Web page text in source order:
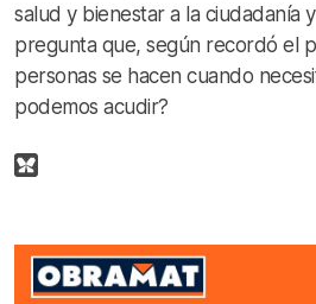
salud y bienestar a la ciudadanía
pregunta que, según recordó el
personas se hacen cuando
podemos acudir?